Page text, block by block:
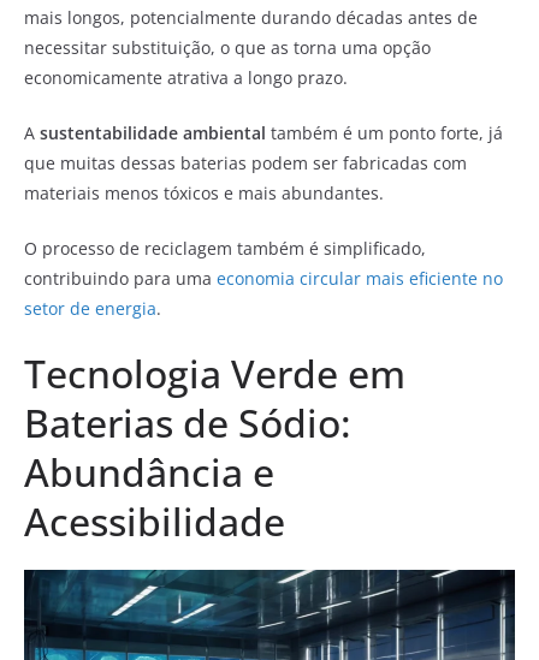
mais longos, potencialmente durando décadas antes de
necessitar substituição, o que as torna uma opção
economicamente atrativa a longo prazo.
A sustentabilidade ambiental também é um ponto forte, já
que muitas dessas baterias podem ser fabricadas com
materiais menos tóxicos e mais abundantes.
O processo de reciclagem também é simplificado,
contribuindo para uma economia circular mais eficiente no
setor de energia.
Tecnologia Verde em
Baterias de Sódio:
Abundância e
Acessibilidade